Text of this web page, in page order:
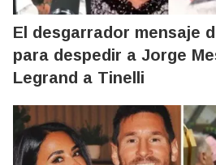
El desgarrador mensaje
para despedir a Jorge
Legrand a Tinelli